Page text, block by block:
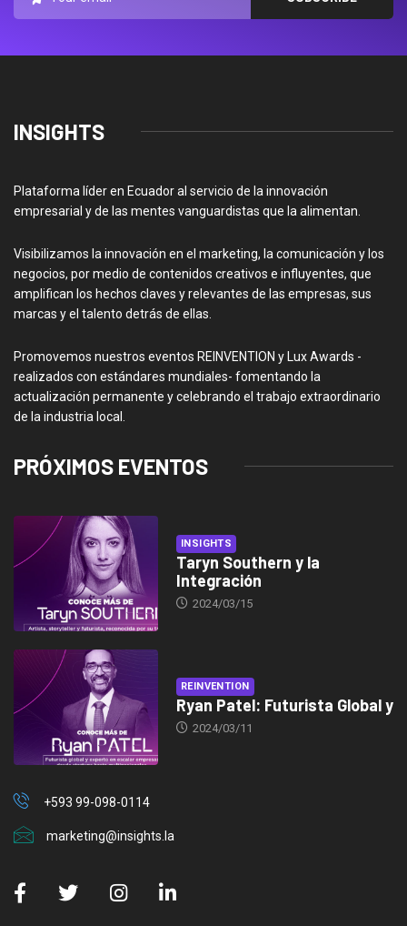
INSIGHTS
Plataforma líder en Ecuador al servicio de la innovación
empresarial y de las mentes vanguardistas que la alimentan.
Visibilizamos la innovación en el marketing, la comunicación y los
negocios, por medio de contenidos creativos e influyentes, que
amplifican los hechos claves y relevantes de las empresas, sus
marcas y el talento detrás de ellas.
Promovemos nuestros eventos REINVENTION y Lux Awards -
realizados con estándares mundiales- fomentando la
actualización permanente y celebrando el trabajo extraordinario
de la industria local.
PRÓXIMOS EVENTOS
INSIGHTS
Taryn Southern y la
Integración
2024/03/15
REINVENTION
Ryan Patel: Futurista Global y
2024/03/11
+593 99-098-0114
marketing@insights.la